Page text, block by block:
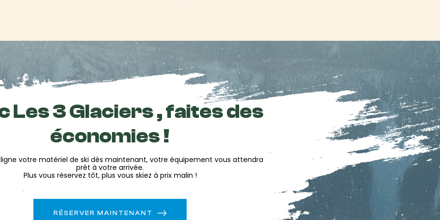
de ski de bosses,
et leur passion de la
ton expérience fluide et
matériel pendant les
adaptées à ta
de ton séjour
de ski, un espace
près de la cheminée
pistes.
Les 3 Glaciers , faites des
économies !
ligne votre matériel de ski dès maintenant, votre équipement vous attendra
prêt à votre arrivée.
Plus vous réservez tôt, plus vous skiez à prix malin !
RÉSERVER MAINTENANT